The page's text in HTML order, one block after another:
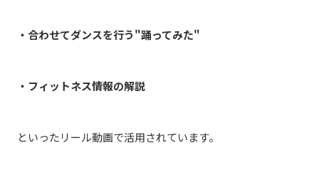
・合わせてダンスを行う"踊ってみた"
・フィットネス情報の解説
といったリール動画で活用されています。